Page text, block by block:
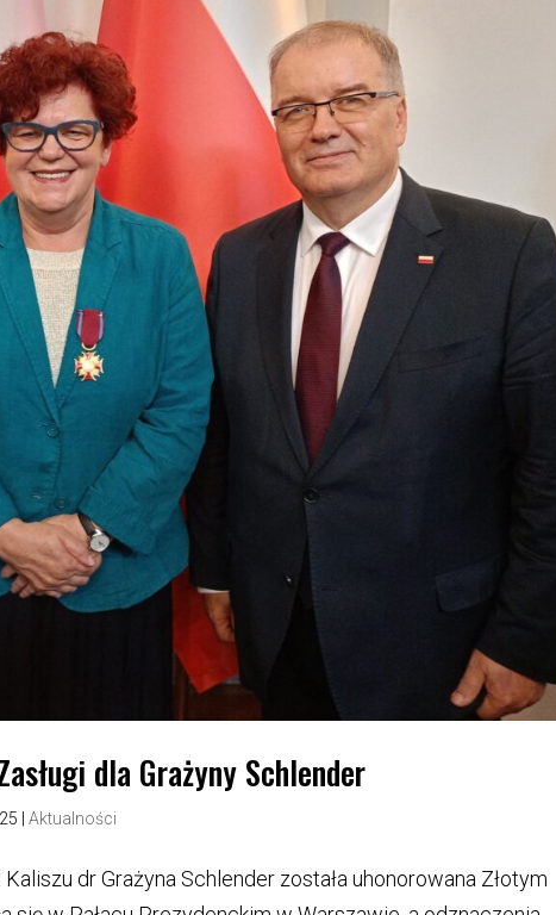
dla Grażyny Schlender
|Aktualności
dr Grażyna Schlender została uhonorowana Złotym